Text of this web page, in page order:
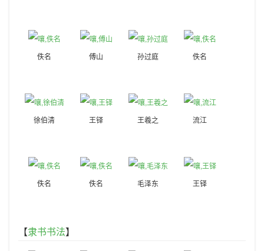
佚名 傅山 孙过庭 佚名
徐伯清 王铎 王羲之 流江
佚名 佚名 毛泽东 王铎
【隶书书法】